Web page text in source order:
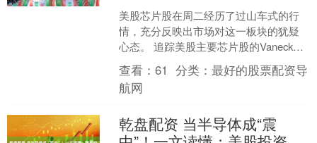
美股芯片股在周二经历了过山车式的行
情，充分反映出市场对这一板块的犹疑
心态。 追踪美股主要芯片股的Vaneck半
导体ETF从盘初上涨转向一度深跌超
7%，最终收盘跌....
查看：61 分类：最好的股票配资导
航网
乾盘配资 当半导体成“震